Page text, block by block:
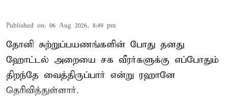
Published on: 06 Aug 2026, 8:49 pm
தோனி சுற்றுப்பயணங்களின் போது தனது
ஹோட்டல் அறையை சக வீரர்களுக்கு எப்போதும்
திறந்தே வைத்திருப்பார் என்று ரஹானே
தெரிவித்துள்ளார்.